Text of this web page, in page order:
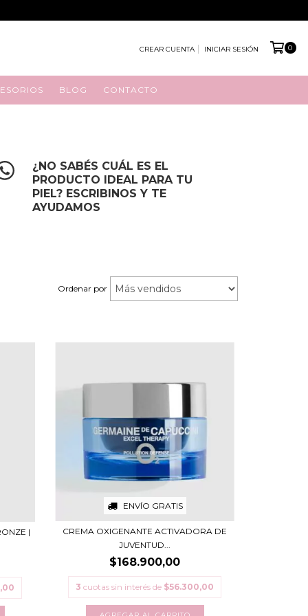
CREAR CUENTA INICIAR SESIÓN 0
BLOG CONTACTO
¿NO SABÉS CUÁL ES EL
PRODUCTO IDEAL PARA TU
PIEL? ESCRIBINOS Y TE
AYUDAMOS
Ordenar por
|
ENVÍO GRATIS
CREMA OXIGENANTE ACTIVADORA DE
JUVENTUD...
$168.900,00
3 cuotas sin interés de $56.300,00